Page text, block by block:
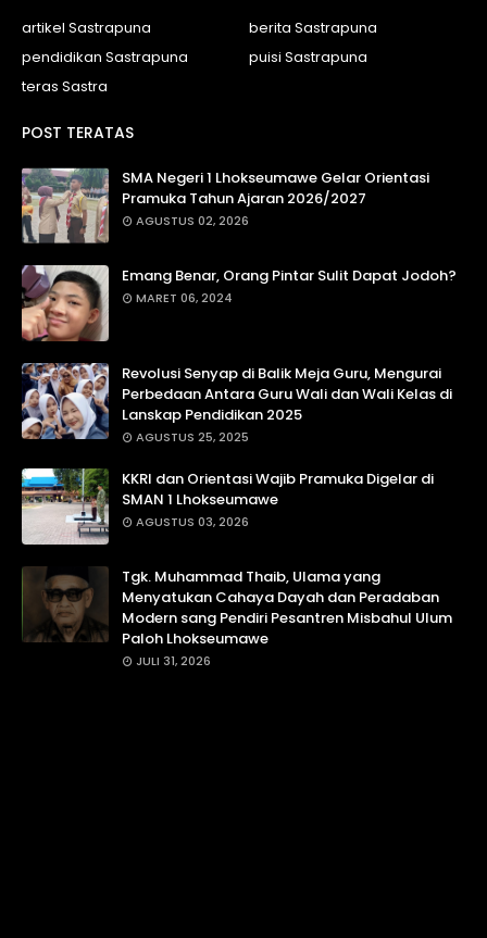
artikel Sastrapuna
berita Sastrapuna
pendidikan Sastrapuna
puisi Sastrapuna
teras Sastra
POST TERATAS
SMA Negeri 1 Lhokseumawe Gelar Orientasi
Pramuka Tahun Ajaran 2026/2027
AGUSTUS 02, 2026
Emang Benar, Orang Pintar Sulit Dapat Jodoh?
MARET 06, 2024
Revolusi Senyap di Balik Meja Guru, Mengurai
Perbedaan Antara Guru Wali dan Wali Kelas di
Lanskap Pendidikan 2025
AGUSTUS 25, 2025
KKRI dan Orientasi Wajib Pramuka Digelar di
SMAN 1 Lhokseumawe
AGUSTUS 03, 2026
Tgk. Muhammad Thaib, Ulama yang
Menyatukan Cahaya Dayah dan Peradaban
Modern sang Pendiri Pesantren Misbahul Ulum
Paloh Lhokseumawe
JULI 31, 2026